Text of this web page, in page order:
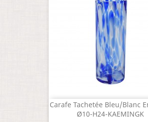
Carafe Tachetée Bleu/Blanc
Ø10-H24-KAEMINGK